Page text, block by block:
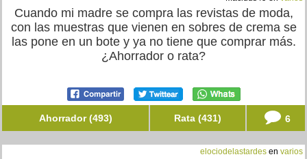
Cuando mi madre se compra las revistas de moda,
con las muestras que vienen en sobres de crema se
las pone en un bote y ya no tiene que comprar más.
¿Ahorrador o rata?
Ahorrador (493) Rata (431) 6
elociodelastardes en varios